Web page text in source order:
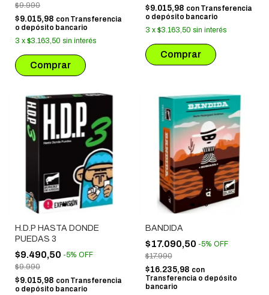
$9.990
$9.015,98 con Transferencia
o depósito bancario
3 x $3.163,50 sin interés
$9.015,98 con Transferencia
o depósito bancario
3 x $3.163,50 sin interés
H.D.P HASTA DONDE
PUEDAS 3
$9.490,50 -5% OFF
$9.990
$9.015,98 con Transferencia
o depósito bancario
BANDIDA
$17.090,50 -5% OFF
$17.990
$16.235,98 con
Transferencia o depósito
bancario